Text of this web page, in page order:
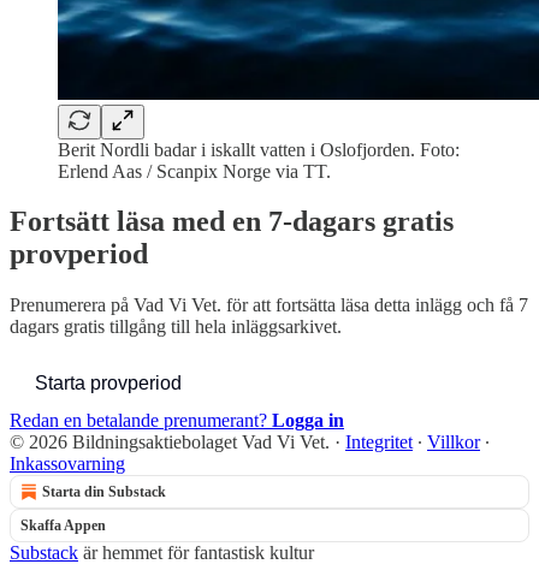
Berit Nordli badar i iskallt vatten i Oslofjorden. Foto:
Erlend Aas / Scanpix Norge via TT.
Fortsätt läsa med en 7-dagars gratis
provperiod
Prenumerera på Vad Vi Vet. för att fortsätta läsa detta inlägg och få 7
dagars gratis tillgång till hela inläggsarkivet.
Starta provperiod
Redan en betalande prenumerant? Logga in
© 2026 Bildningsaktiebolaget Vad Vi Vet. · Integritet ∙ Villkor∙
Inkassovarning
Starta din Substack
Skaffa Appen
Substack är hemmet för fantastisk kultur